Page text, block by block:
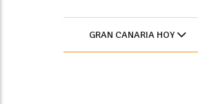
GRAN CANARIA HOY